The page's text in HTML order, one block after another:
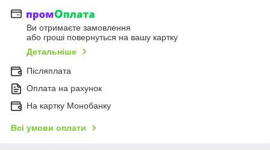
Ви отримаєте замовлення
або гроші повернуться на вашу картку
Детальніше
Післяплата
Оплата на рахунок
На картку Монобанку
Всі умови оплати